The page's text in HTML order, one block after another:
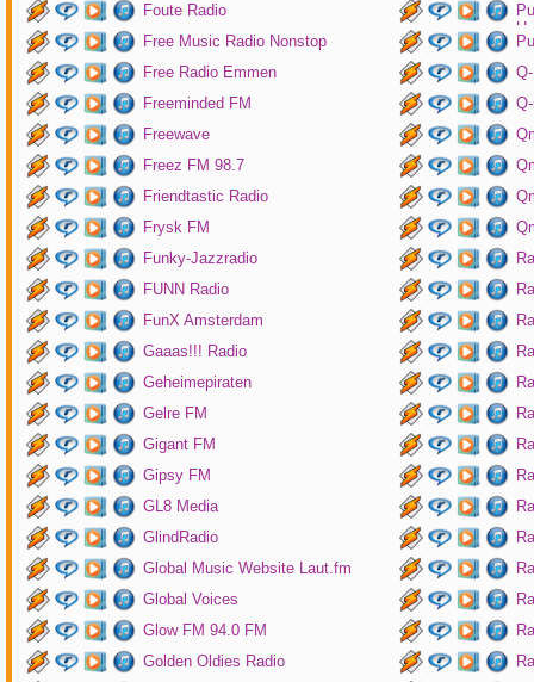
Foute Radio
Free Music Radio Nonstop
Free Radio Emmen
Freeminded FM
Freewave
Freez FM 98.7
Friendtastic Radio
Frysk FM
Funky-Jazzradio
FUNN Radio
FunX Amsterdam
Gaaas!!! Radio
Geheimepiraten
Gelre FM
Gigant FM
Gipsy FM
GL8 Media
GlindRadio
Global Music Website Laut.fm
Global Voices
Glow FM 94.0 FM
Golden Oldies Radio